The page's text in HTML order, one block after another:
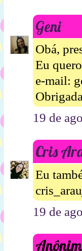
Geni
Obá,
Eu
e-mail:
19 de
Cris
Eu
19 de